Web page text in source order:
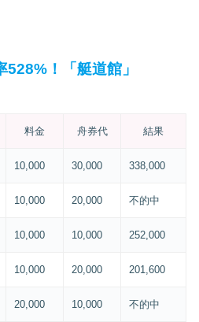
！「艇道館」
料金 舟券代 結果
10,000 30,000 338,000
10,000 20,000 不的中
10,000 10,000 252,000
10,000 20,000 201,600
20,000 10,000 不的中